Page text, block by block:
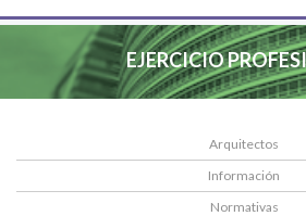
EJERCICIO
Arquitectos
Información
Normativas